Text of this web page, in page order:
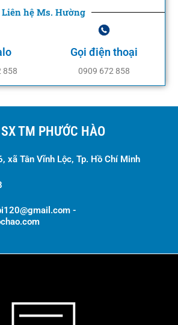
Liên hệ Ms. Hường
858
Gọi điện thoại
0909 672 858
TM PHƯỚC HÀO
xã Tân Vĩnh Lộc, Tp. Hồ Chí Minh
-